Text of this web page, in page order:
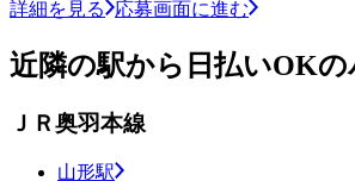
詳細を見る 応募画面に進む
近隣の駅から日払いOK
ＪＲ奥羽本線
山形駅